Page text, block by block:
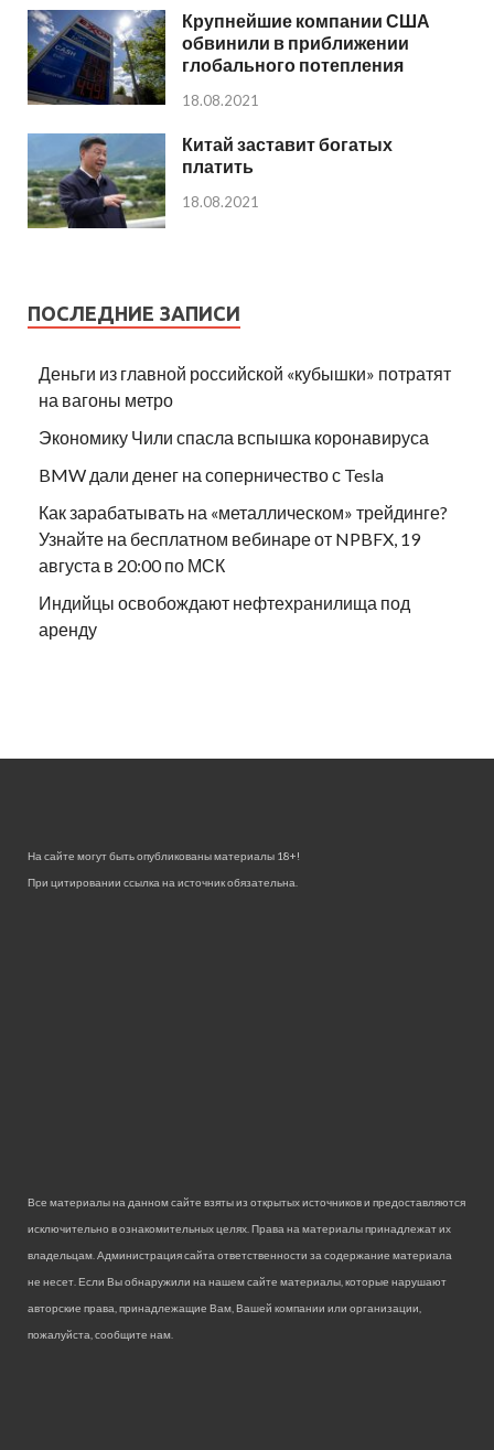
Крупнейшие компании США
обвинили в приближении
глобального потепления
18.08.2021
Китай заставит богатых
платить
18.08.2021
ПОСЛЕДНИЕ ЗАПИСИ
Деньги из главной российской «кубышки» потратят
на вагоны метро
Экономику Чили спасла вспышка коронавируса
BMW дали денег на соперничество с Tesla
Как зарабатывать на «металлическом» трейдинге?
Узнайте на бесплатном вебинаре от NPBFX, 19
августа в 20:00 по МСК
Индийцы освобождают нефтехранилища под
аренду
На сайте могут быть опубликованы материалы 18+!
При цитировании ссылка на источник обязательна.
Все материалы на данном сайте взяты из открытых источников и предоставляются
исключительно в ознакомительных целях. Права на материалы принадлежат их
владельцам. Администрация сайта ответственности за содержание материала
не несет. Если Вы обнаружили на нашем сайте материалы, которые нарушают
авторские права, принадлежащие Вам, Вашей компании или организации,
пожалуйста, сообщите нам.